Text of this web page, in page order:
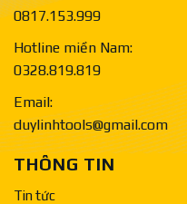
0817.153.999
Hotline miền Nam:
0328.819.819
Email:
duylinhtools@gmail.com
THÔNG TIN
Tin tức